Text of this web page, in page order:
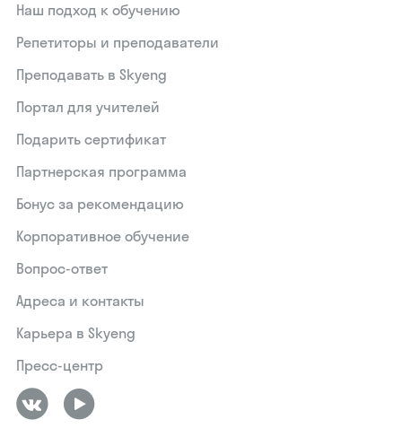
Наш подход к обучению
Репетиторы и преподаватели
Преподавать в Skyeng
Портал для учителей
Подарить сертификат
Партнерская программа
Бонус за рекомендацию
Корпоративное обучение
Вопрос-ответ
Адреса и контакты
Карьера в Skyeng
Пресс-центр